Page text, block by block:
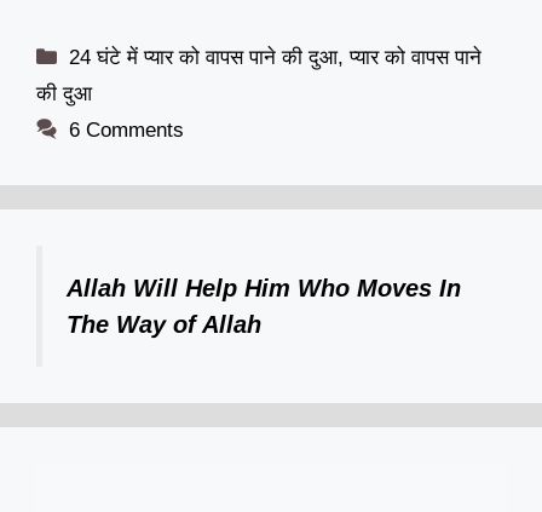
Categories
24 घंटे में प्यार को वापस पाने की दुआ,प्यार को वापस पाने
की दुआ
6 Comments
Allah Will Help Him Who Moves In
The Way of Allah